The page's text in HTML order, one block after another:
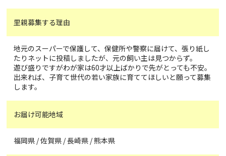
里親募集する理由
地元のスーパーで保護して、保健所や警察に届けて、張り紙し
たりネットに投稿しましたが、元の飼い主は見つからず。
遊び盛りですがわが家は60才以上ばかりで先がとっても不安。
出来れば、子育て世代の若い家族に育ててほしいと願って募集
します。
お届け可能地域
福岡県 / 佐賀県 / 長崎県 / 熊本県